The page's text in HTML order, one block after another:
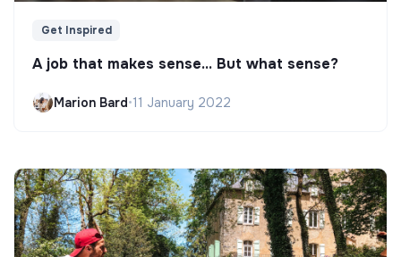
Get Inspired
A job that makes sense... But what sense?
Marion Bard•11 January 2022